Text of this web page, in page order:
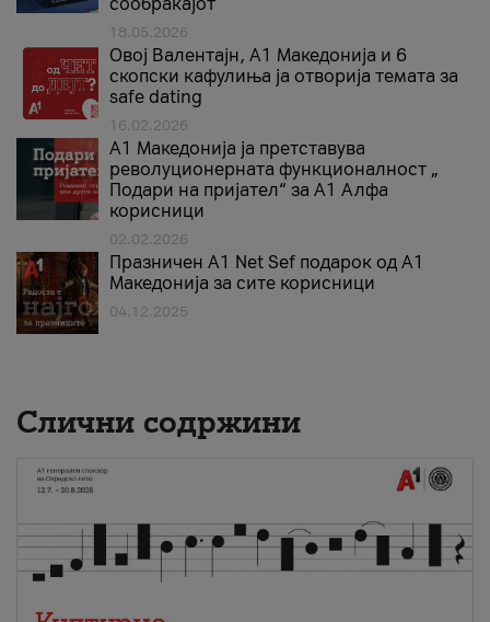
18.05.2026
Овој Валентајн, A1 Македонија и 6
скопски кафулиња ја отворија темата за
safe dating
16.02.2026
А1 Македонија ја претставува
револуционерната функционалност „
Подари на пријател“ за А1 Алфа
корисници
02.02.2026
Празничен A1 Net Sеf подарок од А1
Македонија за сите корисници
04.12.2025
Слични содржини